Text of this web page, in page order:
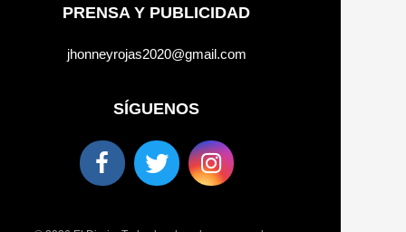
PRENSA Y PUBLICIDAD
jhonneyrojas2020@gmail.com
SÍGUENOS